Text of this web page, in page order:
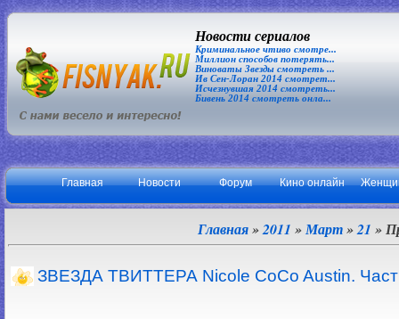
Новости сериалов
Криминальное чтиво смотре...
Миллион способов потерять...
Виноваты Звезды смотреть ...
Ив Сен-Лоран 2014 смотрет...
Исчезнувшая 2014 смотреть...
Бивень 2014 смотреть онла...
Главная Новости Форум Кино онлайн
Главная»2011 » Март » 21 »
ЗВЕЗДА ТВИТТЕРА Nicole CoCo Austin.